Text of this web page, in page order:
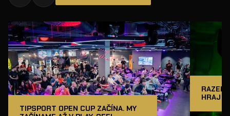
TIPSPORT OPEN CUP ZAČÍNA. MY
RAZER
HRAJ